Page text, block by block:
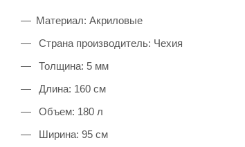
Материал: Акриловые
Страна производитель: Чехия
Толщина: 5 мм
Длина: 160 см
Объем: 180 л
Ширина: 95 см